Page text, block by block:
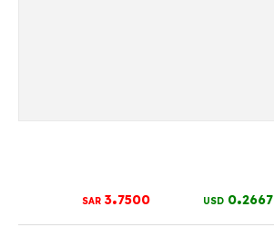
0.2667
USD
3.7500
SAR